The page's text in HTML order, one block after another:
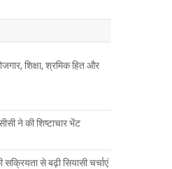
शिक्षा, श्रमिक हित और
ने की शिष्टाचार भेंट
से बढ़ी सियासी चर्चाएं